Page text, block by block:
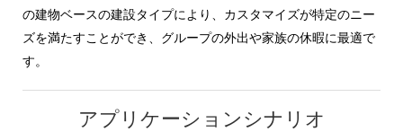
の建物ベースの建設タイプにより、カスタマイズが特定のニー
ズを満たすことができ、グループの外出や家族の休暇に最適で
す。
アプリケーションシナリオ